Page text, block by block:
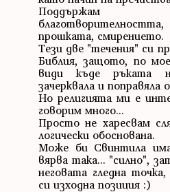
Поддържам
прошката, смирението.
Тези две "течения" си
Библия, защото, по
види къде ръката
зачерквала и поправяла
Но религията ми е
говорим много...
Просто не харесвам
логически обоснована.
Може би Свинтила
вярва така... "силно",
неговата гледна
си изходна позиция :)